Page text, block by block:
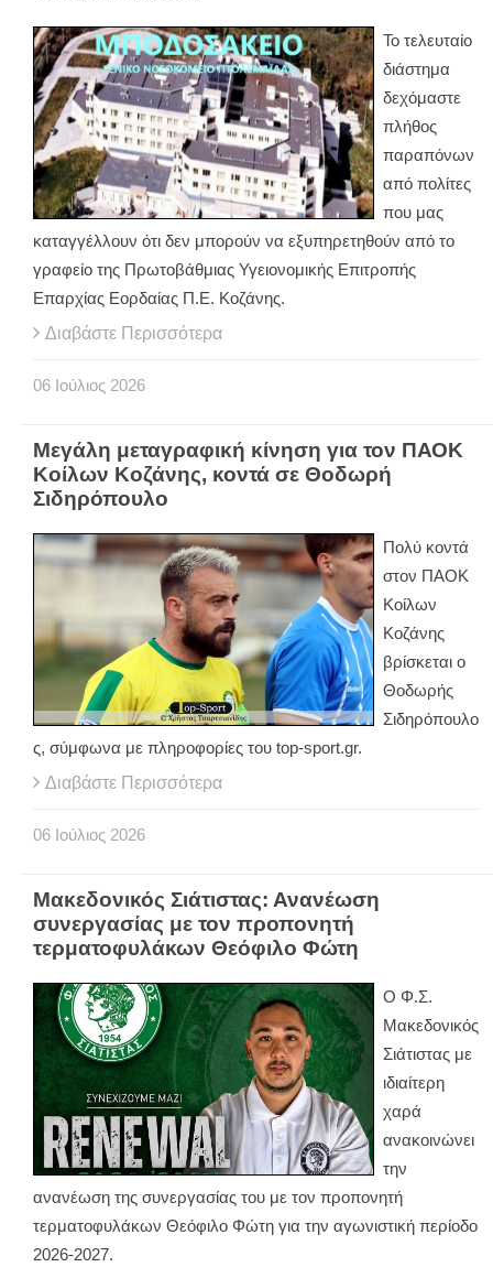
Το τελευταίο
διάστημα
δεχόμαστε
πλήθος
παραπόνων
από πολίτες
που μας
καταγγέλλουν ότι δεν μπορούν να εξυπηρετηθούν από το
γραφείο της Πρωτοβάθμιας Υγειονομικής Επιτροπής
Επαρχίας Εορδαίας Π.Ε. Κοζάνης.
Διαβάστε Περισσότερα
06 Ιούλιος 2026
Μεγάλη μεταγραφική κίνηση για τον ΠΑΟΚ
Κοίλων Κοζάνης, κοντά σε Θοδωρή
Σιδηρόπουλο
Πολύ κοντά
στον ΠΑΟΚ
Κοίλων
Κοζάνης
βρίσκεται ο
Θοδωρής
Σιδηρόπουλο
ς, σύμφωνα με πληροφορίες του top-sport.gr.
Διαβάστε Περισσότερα
06 Ιούλιος 2026
Μακεδονικός Σιάτιστας: Ανανέωση
συνεργασίας με τον προπονητή
τερματοφυλάκων Θεόφιλο Φώτη
Ο Φ.Σ.
Μακεδονικός
Σιάτιστας με
ιδιαίτερη
χαρά
ανακοινώνει
την
ανανέωση της συνεργασίας του με τον προπονητή
τερματοφυλάκων Θεόφιλο Φώτη για την αγωνιστική περίοδο
2026-2027.